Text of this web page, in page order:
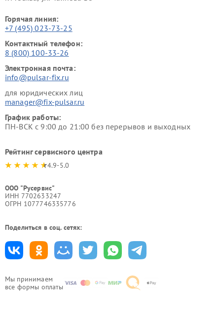
Мы принимаем
все формы оплаты
Горячая линия:
+7 (495) 023-73-25
Контактный телефон:
8 (800) 100-33-26
Электронная почта:
info@pulsar-fix.ru
для юридических лиц
manager@fix-pulsar.ru
График работы:
ПН-ВСК с 9:00 до 21:00 без перерывов и выходных
Рейтинг сервисного центра
4.9-5.0
ООО "Русервис"
ИНН 7702633247
ОГРН 1077746335776
Поделиться в соц. сетях: